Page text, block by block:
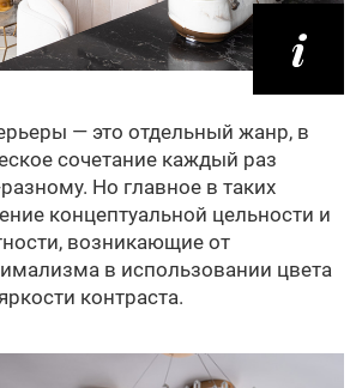
— это отдельный жанр, в
сочетание каждый раз
Но главное в таких
концептуальной цельности и
возникающие от
в использовании цвета
контраста.